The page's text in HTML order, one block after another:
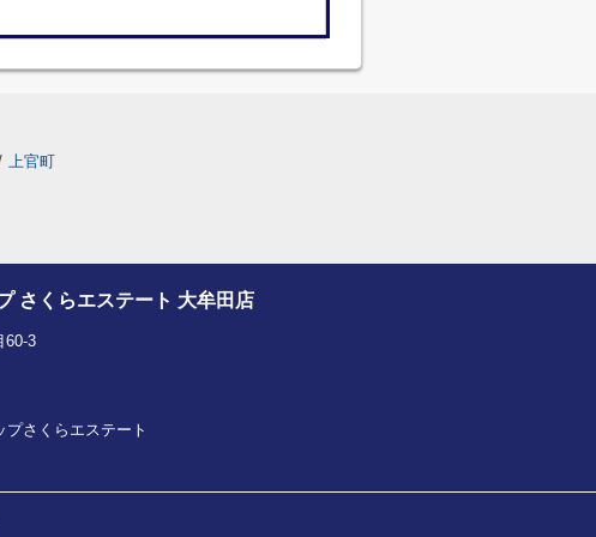
上官町
さくらエステート 大牟田店
60-3
さくらエステート